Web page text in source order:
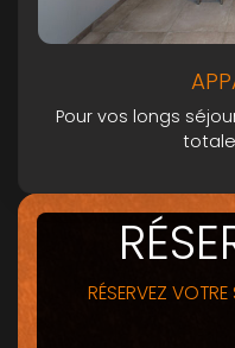
Pour vos longs
RÉSERVEZ